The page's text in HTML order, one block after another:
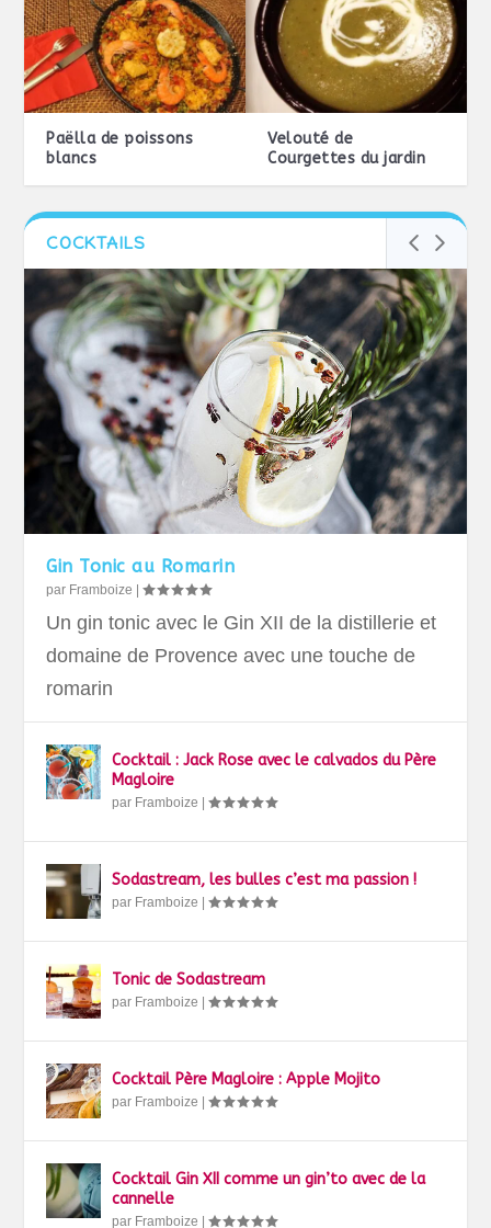
Paëlla de poissons
blancs
Velouté de
Courgettes du jardin
COCKTAILS
Gin Tonic au Romarin
par Framboize |
Un gin tonic avec le Gin XII de la distillerie et
domaine de Provence avec une touche de
romarin
Cocktail : Jack Rose avec le calvados du Père
Magloire
par Framboize |
Sodastream, les bulles c’est ma passion !
par Framboize |
Tonic de Sodastream
par Framboize |
Cocktail Père Magloire : Apple Mojito
par Framboize |
Cocktail Gin XII comme un gin’to avec de la
cannelle
par Framboize |